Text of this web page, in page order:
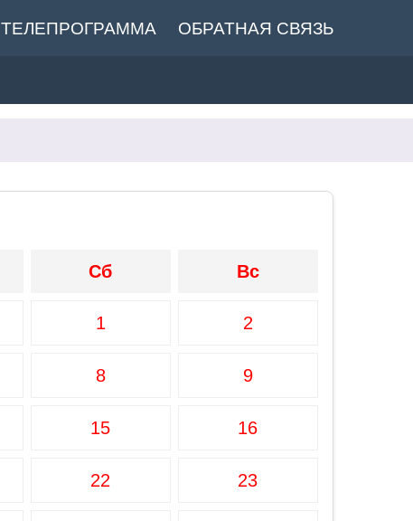
ТЕЛЕПРОГРАММА ОБРАТНАЯ СВЯЗЬ
Сб Вс
1 2
8 9
15 16
22 23